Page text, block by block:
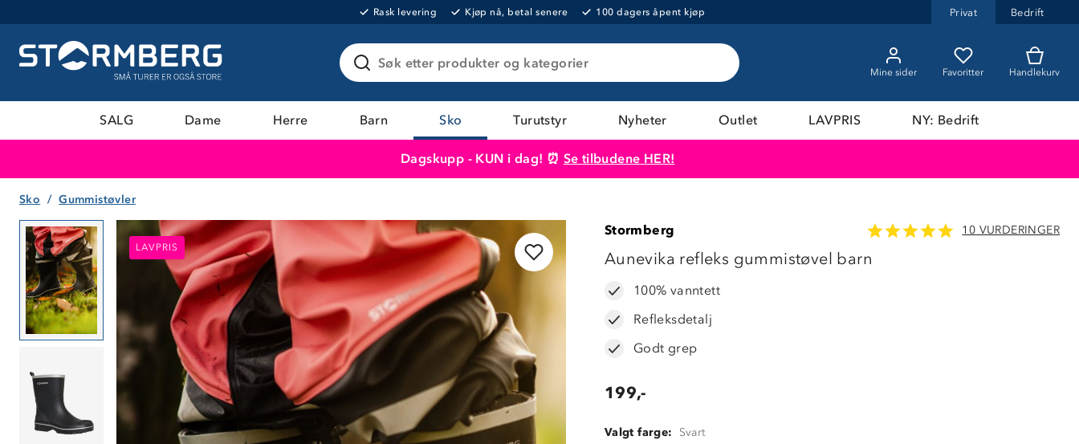
Rask levering Kjøp nå, betal senere 100 dagers åpent kjøp Privat Bedrift
Søk etter produkter og kategorier
Mine sider Favoritter Handlekurv
SALG Dame Herre Barn Sko Turutstyr Nyheter Outlet LAVPRIS NY: Bedrift
Dagskupp - KUN i dag! ⏰ Se tilbudene HER!
Sko Gummistøvler
LAVPRIS
LAVPRIS
Stormberg 10 VURDERINGER
Aunevika refleks gummistøvel barn
100% vanntett
Refleksdetalj
Godt grep
199,-
Valgt farge: Svart